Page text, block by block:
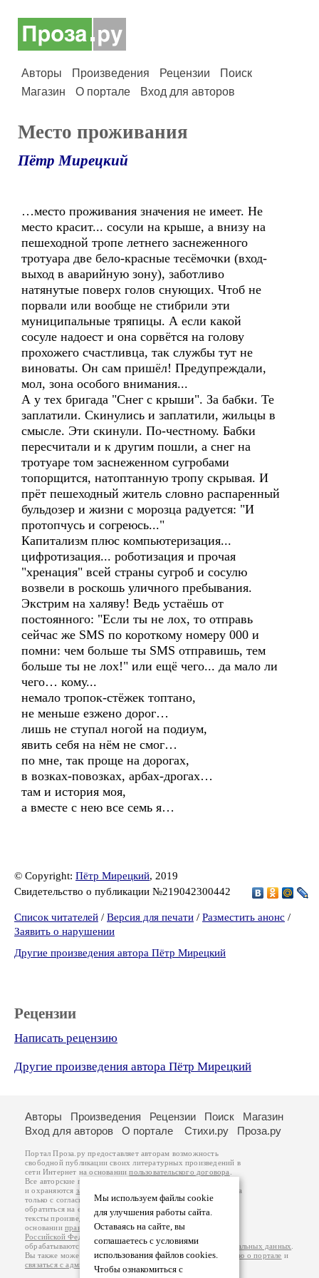
Авторы Произведения Рецензии
Поиск
Магазин
О портале Вход для авторов
Место проживания
Пётр Мирецкий
…место проживания значения не имеет. Не
место красит... сосули на крыше, а внизу на
пешеходной тропе летнего заснеженного
тротуара две бело-красные тесёмочки (вход-
выход в аварийную зону), заботливо
натянутые поверх голов снующих. Чтоб не
порвали или вообще не стибрили эти
муниципальные тряпицы. А если какой
сосуле надоест и она сорвётся на голову
прохожего счастливца, так службы тут не
виноваты. Он сам пришёл! Предупреждали,
мол, зона особого внимания...
А у тех бригада "Снег с крыши". За бабки. Те
заплатили. Скинулись и заплатили, жильцы в
смысле. Эти скинули. По-честному. Бабки
пересчитали и к другим пошли, а снег на
тротуаре том заснеженном сугробами
топорщится, натоптанную тропу скрывая. И
прёт пешеходный житель словно распаренный
бульдозер и жизни с морозца радуется: "И
протопчусь и согреюсь..."
Капитализм плюс компьютеризация...
цифротизация... роботизация и прочая
"хренация" всей страны сугроб и сосулю
возвели в роскошь уличного пребывания.
Экстрим на халяву! Ведь устаёшь от
постоянного: "Если ты не лох, то отправь
сейчас же SMS по короткому номеру 000 и
помни: чем больше ты SMS отправишь, тем
больше ты не лох!" или ещё чего... да мало ли
чего… кому...
немало тропок-стёжек топтано,
не меньше езжено дорог…
лишь не ступал ногой на подиум,
явить себя на нём не смог…
по мне, так проще на дорогах,
в возках-повозках, арбах-дрогах…
там и история моя,
а вместе с нею все семь я…
© Copyright: Пётр Мирецкий, 2019
Свидетельство о публикации №219042300442
Список читателей / Версия для печати / Разместить анонс /
Заявить о нарушении
Другие произведения автора Пётр Мирецкий
Рецензии
Написать рецензию
Другие произведения автора Пётр Мирецкий
Мы используем файлы cookie
для улучшения работы сайта.
Оставаясь на сайте, вы
соглашаетесь с условиями
использования файлов cookies.
Чтобы ознакомиться с
Авторы Произведения Рецензии Поиск
Магазин
Вход для авторов
О портале Стихи.ру Проза.ру
Портал Проза.ру предоставляет авторам возможность
свободной публикации своих литературных произведений в
сети Интернет на основаниипользовательского договора
Все авторские права на произведения принадлежат авторам
и охраняются законом
. Перепечатка произведений возможна
только с согласия его автора, к которому вы можете
обратиться на его авторской странице. Ответственность за
тексты произведений авторы несут самостоятельно на
основанииправил публикацииизаконодательства
Российской Федерации
обрабатываются на основанииПолитики обработки персональных данных
Вы также можете посмотреть более подробнуюинформацию о портале и
связаться с администрацией